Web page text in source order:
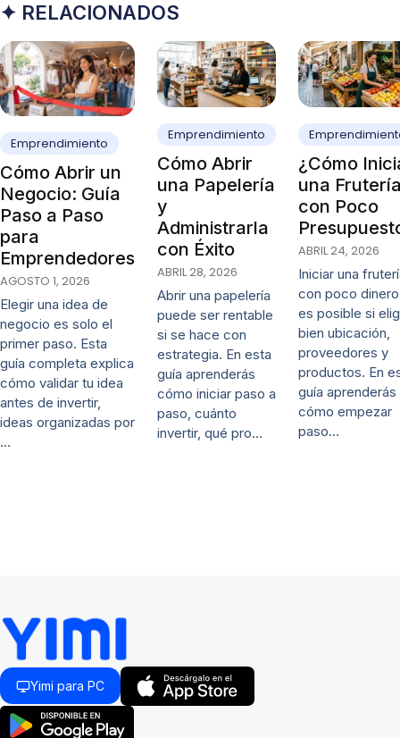
✦ RELACIONADOS
Emprendimiento
Cómo Abrir un
Negocio: Guía
Paso a Paso
para
Emprendedores
AGOSTO 1, 2026
Elegir una idea de
negocio es solo el
primer paso. Esta
guía completa explica
cómo validar tu idea
antes de invertir,
ideas organizadas por
…
Emprendimiento
Cómo Abrir
una Papelería
y
Administrarla
con Éxito
ABRIL 28, 2026
Abrir una papelería
puede ser rentable
si se hace con
estrategia. En esta
guía aprenderás
cómo iniciar paso a
paso, cuánto
invertir, qué pro…
¿Cómo
una
con Poco
ABRIL 24, 2026
Iniciar una
con poco dinero
es posible si
bien ubicación,
proveedores y
productos. En
guía aprenderás
cómo empezar
paso…
Yimi para PC